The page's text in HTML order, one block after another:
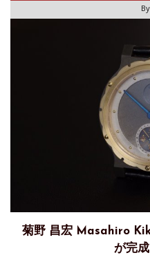
菊野 昌宏 Masahiro
が完